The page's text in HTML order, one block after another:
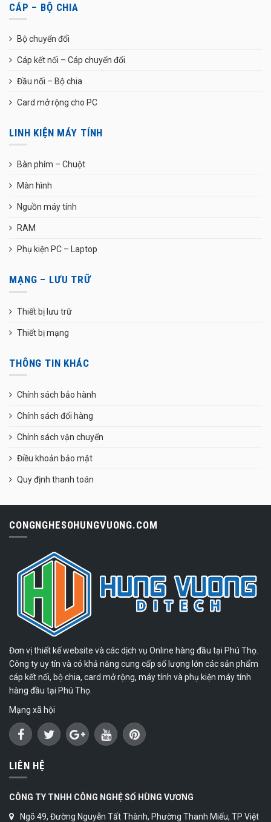
CÁP – BỘ CHIA
Bộ chuyển đổi
Cáp kết nối – Cáp chuyển đổi
Đầu nối – Bộ chia
Card mở rộng cho PC
LINH KIỆN MÁY TÍNH
Bàn phím – Chuột
Màn hình
Nguồn máy tính
RAM
Phụ kiện PC – Laptop
MẠNG – LƯU TRỮ
Thiết bị lưu trữ
Thiết bị mạng
THÔNG TIN KHÁC
Chính sách bảo hành
Chính sách đổi hàng
Chính sách vận chuyển
Điều khoản bảo mật
Quy định thanh toán
CONGNGHESOHUNGVUONG.COM
Đơn vị thiết kế website và các dịch vụ Online hàng đầu tại Phú Thọ.
Công ty uy tín và có khả năng cung cấp số lượng lớn các sản phẩm
cáp kết nối, bộ chia, card mở rộng, máy tính và phụ kiện máy tính
hàng đầu tại Phú Thọ.
Mạng xã hội
LIÊN HỆ
CÔNG TY TNHH CÔNG NGHỆ SỐ HÙNG VƯƠNG
Ngõ 49, Đường Nguyễn Tất Thành, Phường Thanh Miếu, TP Việt